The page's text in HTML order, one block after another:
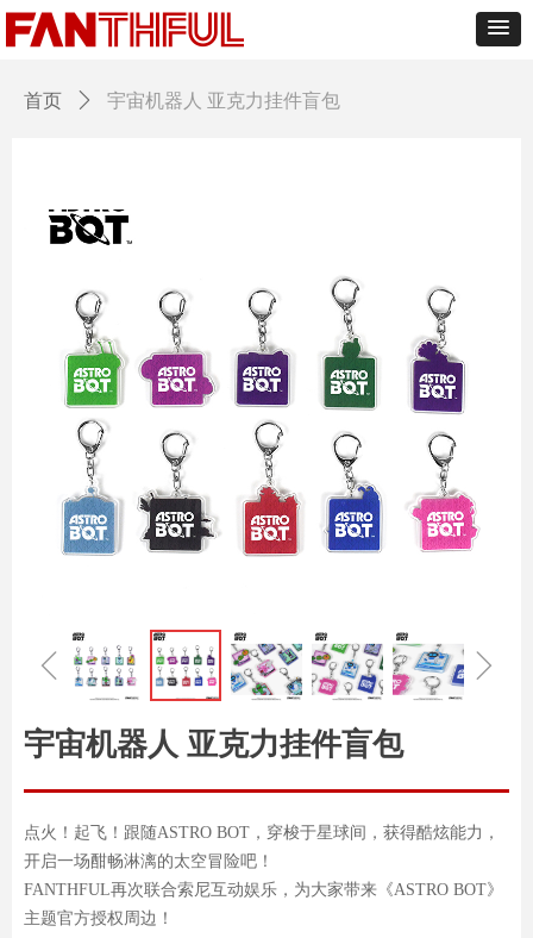
首页 ꄲ 宇宙机器人 亚克力挂件盲包
ꁆ ꁇ
宇宙机器人 亚克力挂件盲包
点火！起飞！跟随ASTRO BOT，穿梭于星球间，获得酷炫能力，
开启一场酣畅淋漓的太空冒险吧！
FANTHFUL再次联合索尼互动娱乐，为大家带来《ASTRO BOT》
主题官方授权周边！